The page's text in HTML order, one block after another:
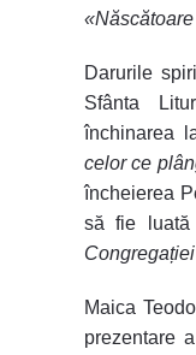
Darurile
Sfânta
închinarea
celor ce
încheierea
să fie luată
Maica
prezentare